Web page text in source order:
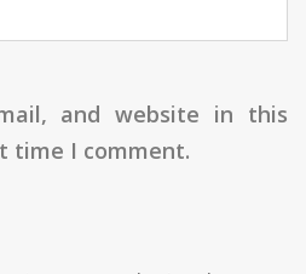
and website in this
time I comment.